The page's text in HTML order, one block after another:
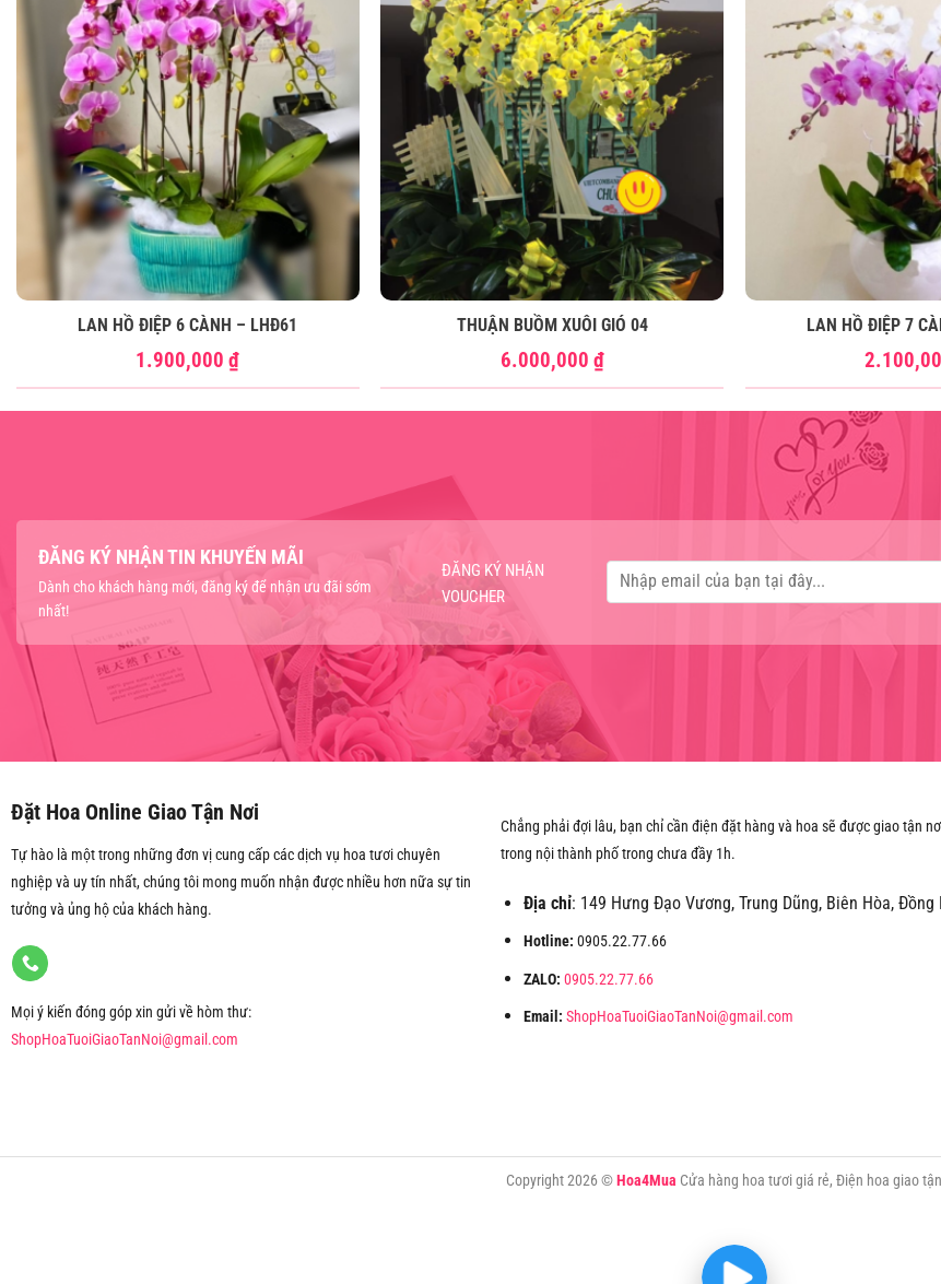
LAN HỒ ĐIỆP 6 CÀNH – LHĐ61
1.900,000₫
THUẬN BUỒM XUÔI GIÓ 04
6.000,000 ₫
LAN HỒ ĐIỆP 7
ĐĂNG KÝ NHẬN TIN KHUYẾN MÃI
Dành cho khách hàng mới, đăng ký để nhận ưu đãi sớm
nhất!
ĐĂNG KÝ NHẬN
VOUCHER
Đặt Hoa Online Giao Tận Nơi
Tự hào là một trong những đơn vị cung cấp các dịch vụ hoa tươi chuyên
nghiệp và uy tín nhất, chúng tôi mong muốn nhận được nhiều hơn nữa sự tin
tưởng và ủng hộ của khách hàng.
Mọi ý kiến đóng góp xin gửi về hòm thư:
ShopHoaTuoiGiaoTanNoi@gmail.com
Chẳng phải đợi lâu, bạn chỉ cần điện đặt hàng và hoa sẽ được giao tận
trong nội thành phố trong chưa đầy 1h.
Địa chỉ: 149 Hưng Đạo Vương, Trung Dũng, Biên Hòa, Đồng
Hotline: 0905.22.77.66
ZALO: 0905.22.77.66
Email: ShopHoaTuoiGiaoTanNoi@gmail.com
Copyright 2026 ©Hoa4Mua Cửa hàng hoa tươi giá rẻ, Điện hoa giao